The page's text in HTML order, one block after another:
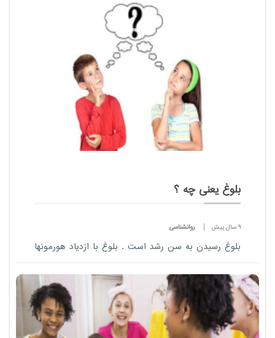
بلوغ یعنی چه ؟
9 سال پیش روانشناسی
بلوغ رسیدن به سن رشد است . بلوغ با ازدیاد هورمونها
مهمی در زندگی ایفا می کند.